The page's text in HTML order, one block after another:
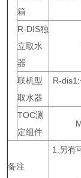
箱
R-DIS独
立取水
器
联机型
取水器
R-
TOC测
定组件
备注
1.另有